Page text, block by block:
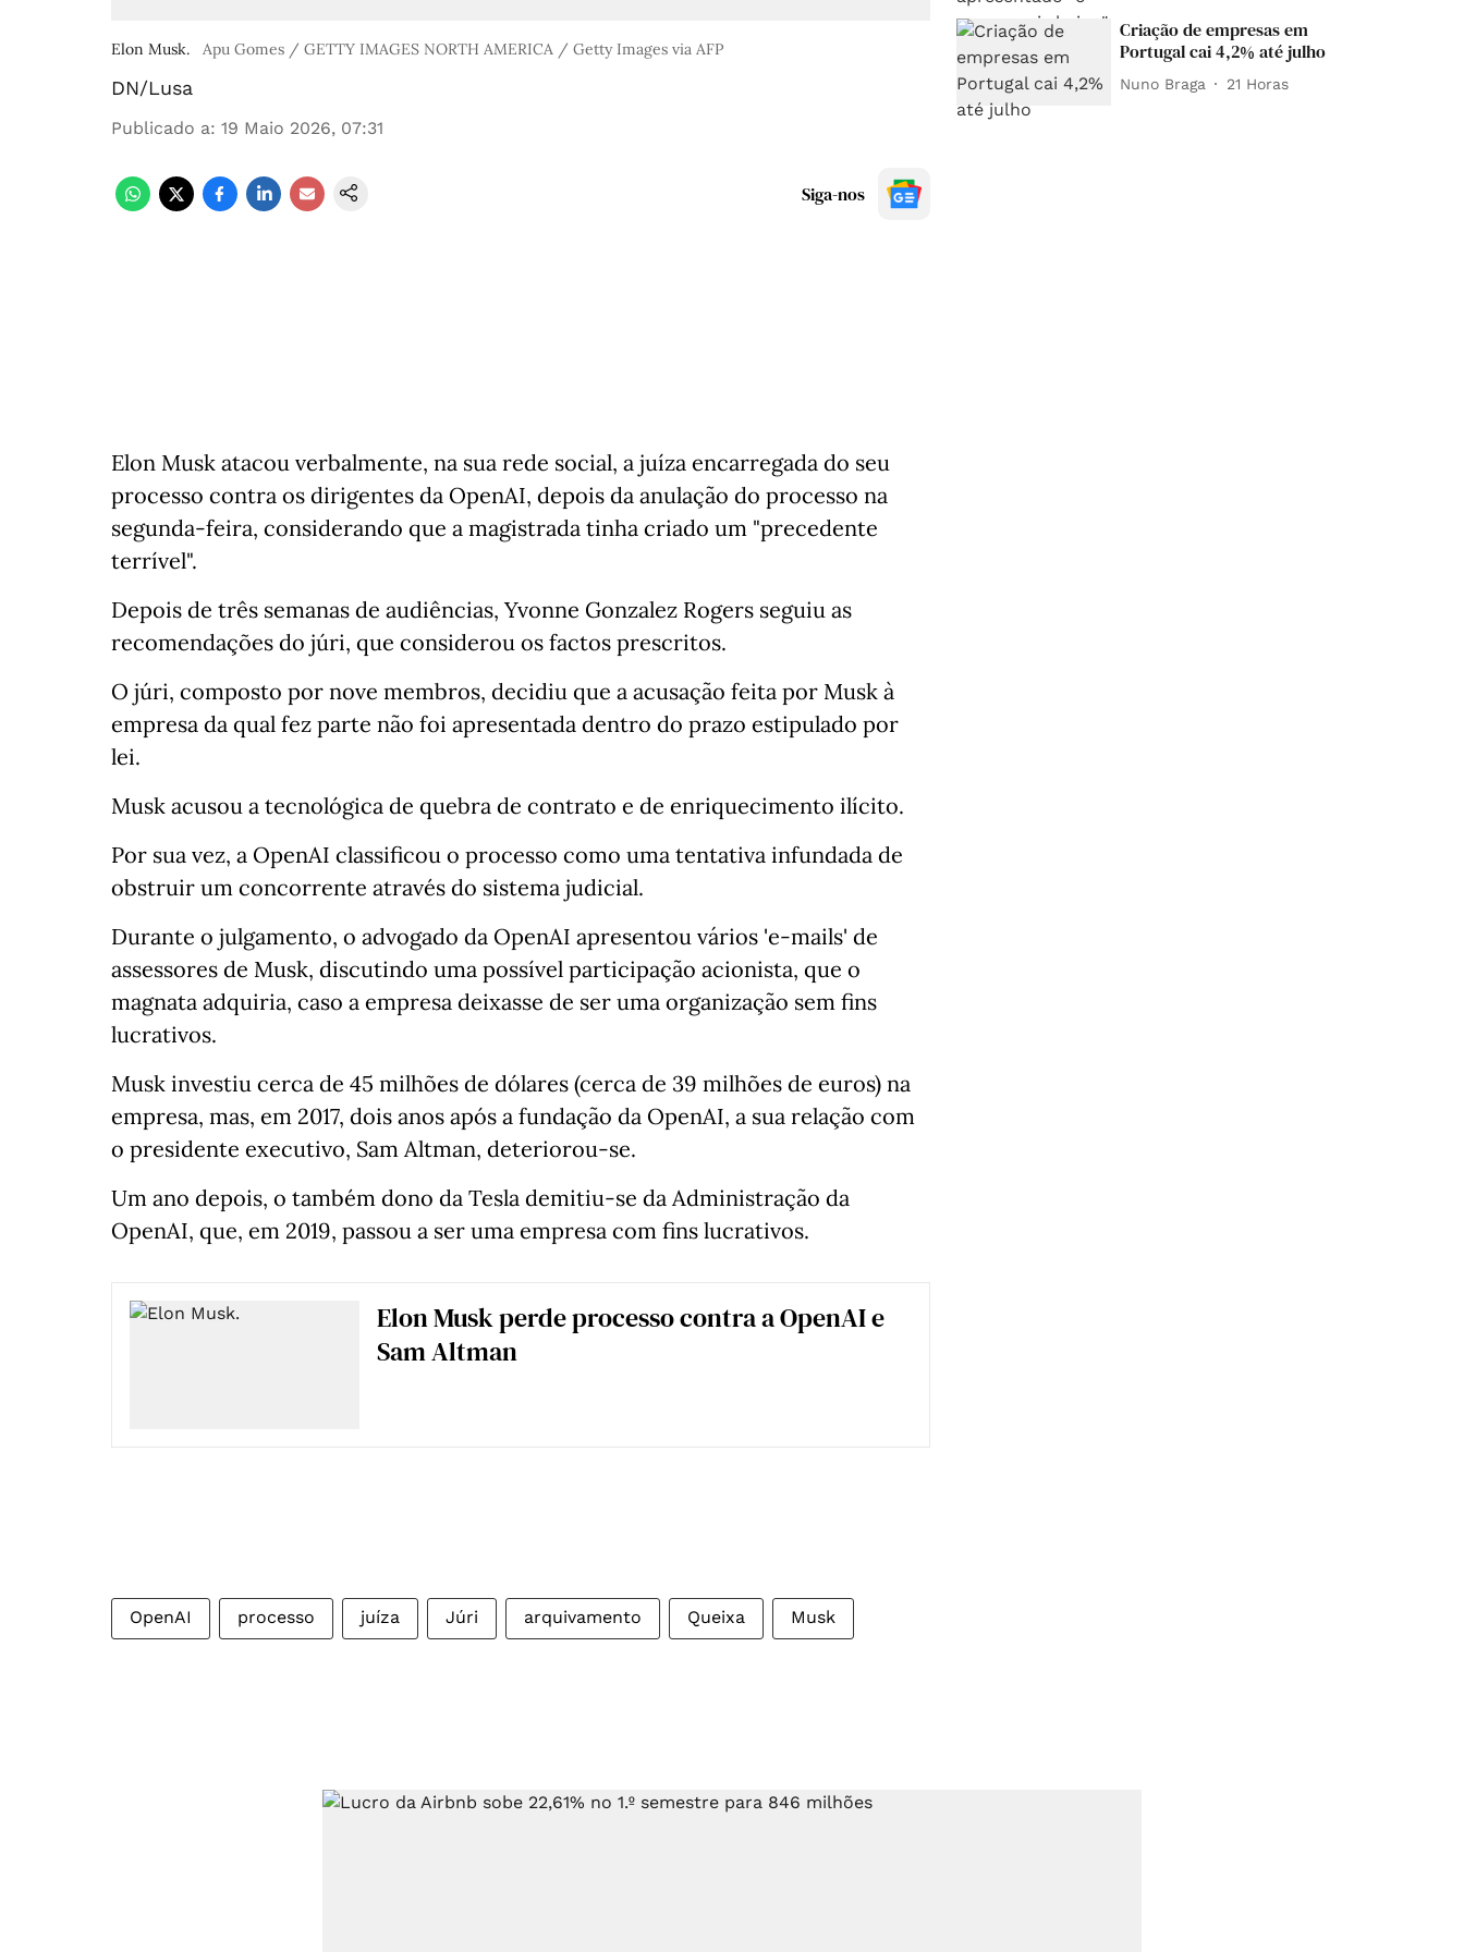
Elon Musk. Apu Gomes / GETTY IMAGES NORTH AMERICA / Getty Images via AFP
DN/Lusa
Publicado a: 19 Maio 2026, 07:31
Siga-nos
Elon Musk atacou verbalmente, na sua rede social, a juíza encarregada do seu
processo contra os dirigentes da OpenAI, depois da anulação do processo na
segunda-feira, considerando que a magistrada tinha criado um "precedente
terrível".
Depois de três semanas de audiências, Yvonne Gonzalez Rogers seguiu as
recomendações do júri, que considerou os factos prescritos.
O júri, composto por nove membros, decidiu que a acusação feita por Musk à
empresa da qual fez parte não foi apresentada dentro do prazo estipulado por
lei.
Musk acusou a tecnológica de quebra de contrato e de enriquecimento ilícito.
Por sua vez, a OpenAI classificou o processo como uma tentativa infundada de
obstruir um concorrente através do sistema judicial.
Durante o julgamento, o advogado da OpenAI apresentou vários 'e-mails' de
assessores de Musk, discutindo uma possível participação acionista, que o
magnata adquiria, caso a empresa deixasse de ser uma organização sem fins
lucrativos.
Musk investiu cerca de 45 milhões de dólares (cerca de 39 milhões de euros) na
empresa, mas, em 2017, dois anos após a fundação da OpenAI, a sua relação com
o presidente executivo, Sam Altman, deteriorou-se.
Um ano depois, o também dono da Tesla demitiu-se da Administração da
OpenAI, que, em 2019, passou a ser uma empresa com fins lucrativos.
Elon Musk perde processo contra a OpenAI e
Sam Altman
OpenAI processo juíza Júri arquivamento Queixa Musk
Criação de empresas em
Portugal cai 4,2% até julho
Nuno Braga 21 Horas